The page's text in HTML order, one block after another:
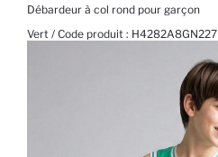
Débardeur à col rond pour garçon
Vert / Code produit : H4282A8GN227